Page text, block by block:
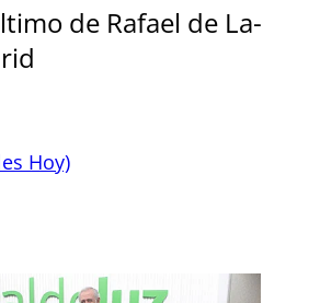
de Rafael de La-
Hoy)